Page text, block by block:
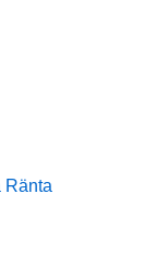
Ränta